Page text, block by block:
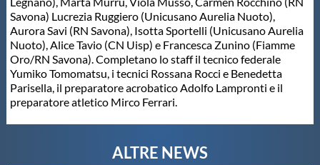
Master
Formazione
Savona) Lucrezia Ruggiero (Unicusano Aurelia Nuoto),
Aurora Savi (RN Savona), Isotta Sportelli (Unicusano Aurelia
Nuoto), Alice Tavio (CN Uisp) e Francesca Zunino (Fiamme
Oro/RN Savona). Completano lo staff il tecnico federale
Yumiko Tomomatsu, i tecnici Rossana Rocci e Benedetta
Parisella, il preparatore acrobatico Adolfo Lampronti e il
preparatore atletico Mirco Ferrari.